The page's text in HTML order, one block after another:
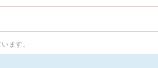
ます。